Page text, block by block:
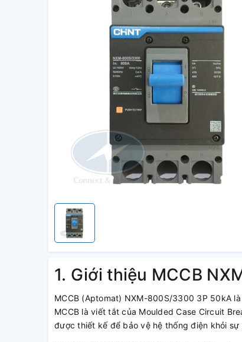
1. Giới thiệu MCCB
MCCB (Aptomat) NXM-800S/3300 3P 50kA
MCCB là viết tắt của Moulded Case Circuit
được thiết kế để bảo vệ hệ thống điện khỏi sự